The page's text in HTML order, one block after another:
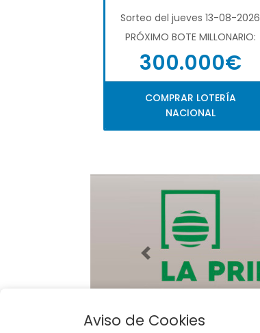
Sorteo del jueves 13-08-2026
PRÓXIMO BOTE MILLONARIO:
300.000€
COMPRAR LOTERÍA
NACIONAL
Imagen anterior
Aviso de Cookies